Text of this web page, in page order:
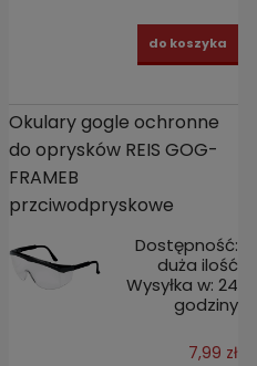
do koszyka
Okulary gogle ochronne
do oprysków REIS GOG-
FRAMEB
przciwodpryskowe
Dostępność:
duża ilość
Wysyłka w: 24
godziny
7,99 zł